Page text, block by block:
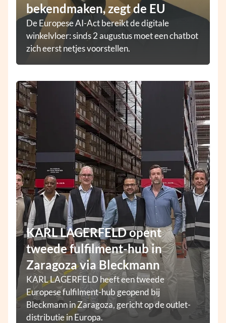
bekendmaken, zegt de EU
De Europese AI-Act bereikt de digitale
winkelvloer: sinds 2 augustus moet een chatbot
zich eerst netjes voorstellen.
KARL LAGERFELD opent
tweede fulfilment-hub in
Zaragoza via Bleckmann
KARL LAGERFELD heeft een tweede
Europese fulfilment-hub geopend bij
Bleckmann in Zaragoza, gericht op de outlet-
distributie in Europa.